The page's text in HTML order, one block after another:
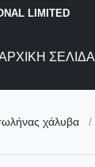
LIMITED
ΣΕΛΊΔΑ
χάλυβα /